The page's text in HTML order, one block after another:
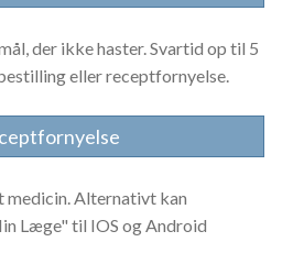
der ikke haster. Svartid op til 5
eller receptfornyelse.
medicin. Alternativt kan
Læge" til IOS og Android